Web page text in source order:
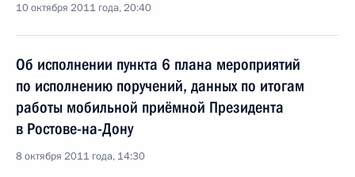
10 октября 2011 года, 20:40
Об исполнении пункта 6 плана мероприятий
по исполнению поручений, данных по итогам
работы мобильной приёмной Президента
в Ростове-на-Дону
8 октября 2011 года, 14:30